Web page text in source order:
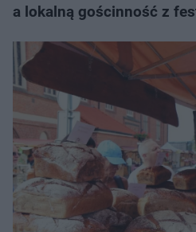
a lokalną gościnność z